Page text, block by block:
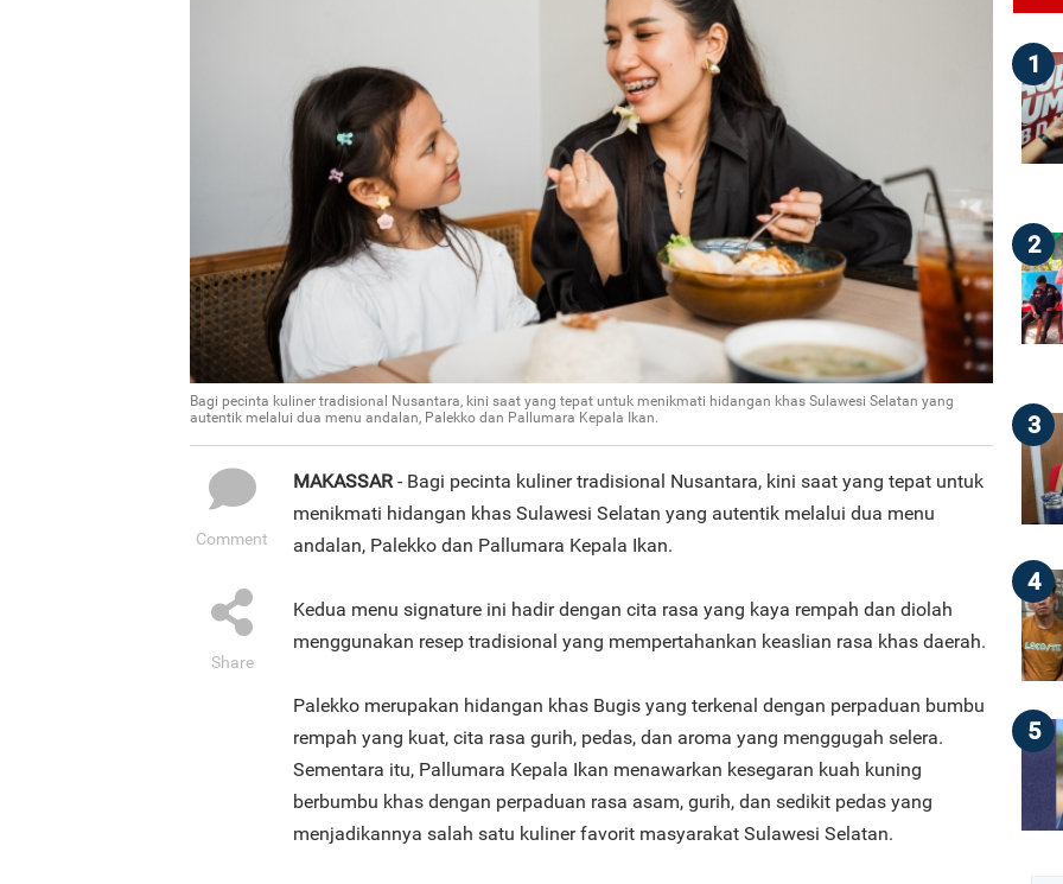
Bagi pecinta kuliner tradisional Nusantara, kini saat yang tepat untuk menikmati hidangan khas Sulawesi Selatan yang
autentik melalui dua menu andalan, Palekko dan Pallumara Kepala Ikan.
Comment
Share
MAKASSAR- Bagi pecinta kuliner tradisional Nusantara, kini saat yang tepat untuk
menikmati hidangan khas Sulawesi Selatan yang autentik melalui dua menu
andalan, Palekko dan Pallumara Kepala Ikan.
Kedua menu signature ini hadir dengan cita rasa yang kaya rempah dan diolah
menggunakan resep tradisional yang mempertahankan keaslian rasa khas daerah.
Palekko merupakan hidangan khas Bugis yang terkenal dengan perpaduan bumbu
rempah yang kuat, cita rasa gurih, pedas, dan aroma yang menggugah selera.
Sementara itu, Pallumara Kepala Ikan menawarkan kesegaran kuah kuning
berbumbu khas dengan perpaduan rasa asam, gurih, dan sedikit pedas yang
menjadikannya salah satu kuliner favorit masyarakat Sulawesi Selatan.
1
2
3
4
5